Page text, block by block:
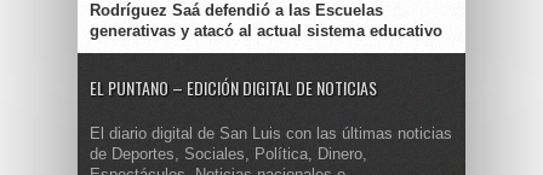
Rodríguez Saá defendió a las Escuelas
generativas y atacó al actual sistema educativo
EL PUNTANO – EDICIÓN DIGITAL DE NOTICIAS
El diario digital de San Luis con las últimas noticias
de Deportes, Sociales, Política, Dinero,